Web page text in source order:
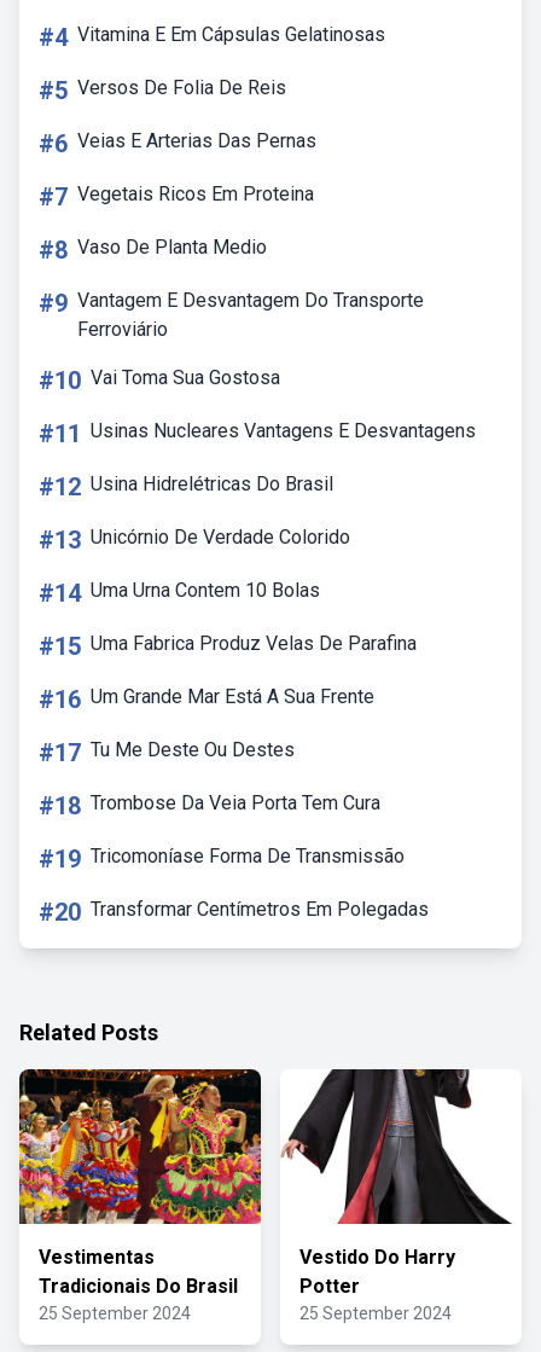
#4 Vitamina E Em Cápsulas Gelatinosas
#5 Versos De Folia De Reis
#6 Veias E Arterias Das Pernas
#7 Vegetais Ricos Em Proteina
#8 Vaso De Planta Medio
#9 Vantagem E Desvantagem Do Transporte
Ferroviário
#10 Vai Toma Sua Gostosa
#11 Usinas Nucleares Vantagens E Desvantagens
#12 Usina Hidrelétricas Do Brasil
#13 Unicórnio De Verdade Colorido
#14 Uma Urna Contem 10 Bolas
#15 Uma Fabrica Produz Velas De Parafina
#16 Um Grande Mar Está A Sua Frente
#17 Tu Me Deste Ou Destes
#18 Trombose Da Veia Porta Tem Cura
#19 Tricomoníase Forma De Transmissão
#20 Transformar Centímetros Em Polegadas
Related Posts
Vestimentas
Tradicionais Do Brasil
25 September 2024
Vestido Do Harry
Potter
25 September 2024